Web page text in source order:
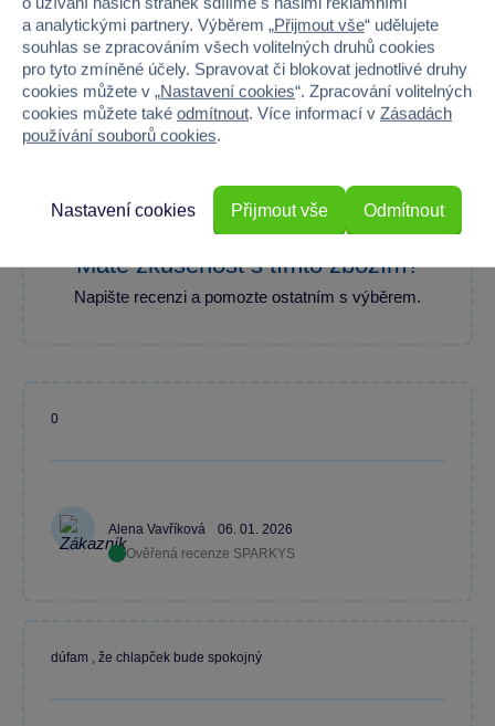
100 %
Průměr z 2 hodnocení
Máte zkušenost s tímto zbožím?
Napište recenzi a pomozte ostatním s výběrem.
Alena Vavříková
06. 01. 2026
Ověřená recenze SPARKYS
0
dúfam , že chlapček bude spokojný
a analytickými partnery. Výběrem „Přijmout vše“ udělujete
souhlas se zpracováním všech volitelných druhů cookies
pro tyto zmíněné účely. Spravovat či blokovat jednotlivé druhy
cookies můžete v „Nastavení cookies“. Zpracování volitelných
cookies můžete také odmítnout. Více informací v Zásadách
používání souborů cookies.
Odmítnout
Nastavení cookies Přijmout vše